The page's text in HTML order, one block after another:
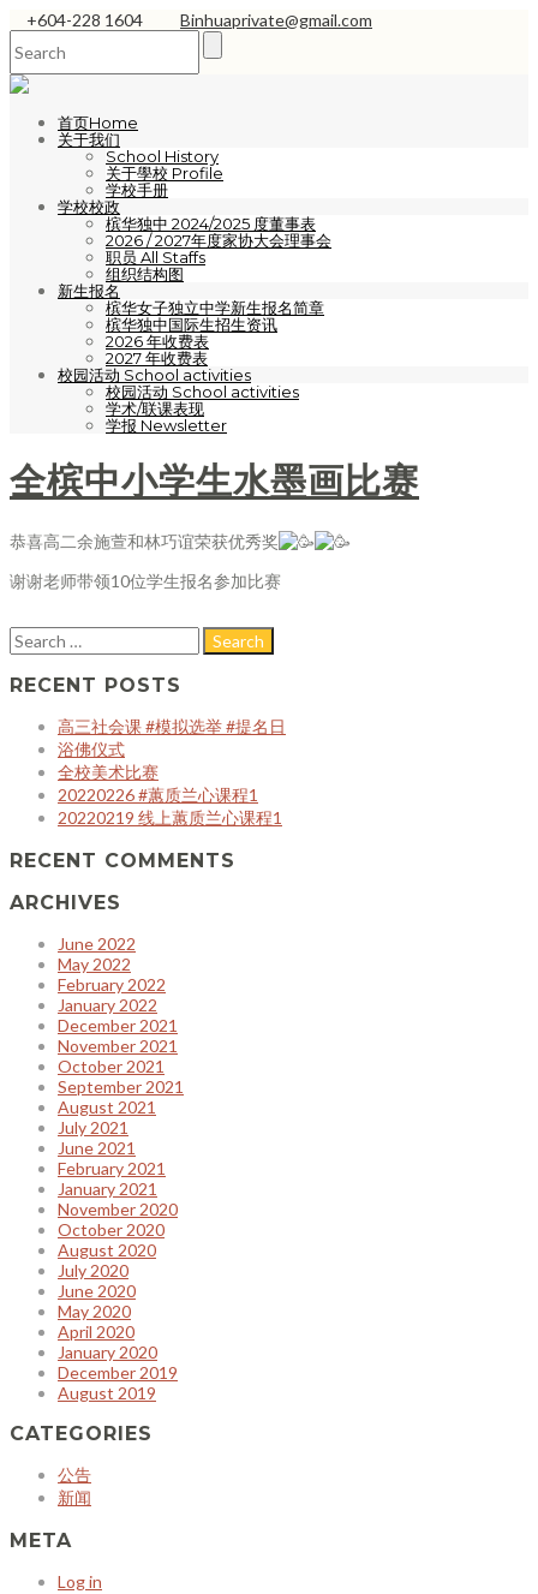
+604-228 1604 Binhuaprivate@gmail.com
首页Home
关于我们
School History
关于學校 Profile
学校手册
学校校政
槟华独中 2024/2025 度董事表
2026 / 2027年度家协大会理事会
职员 All Staffs
组织结构图
新生报名
槟华女子独立中学新生报名简章
槟华独中国际生招生资讯
2026 年收费表
2027 年收费表
校园活动 School activities
校园活动 School activities
学术/联课表现
学报 Newsletter
全槟中小学生水墨画比赛
恭喜高二余施萱和林巧谊荣获优秀奖
谢谢老师带领10位学生报名参加比赛
RECENT POSTS
高三社会课 #模拟选举 #提名日
浴佛仪式
全校美术比赛
20220226 #蕙质兰心课程1
20220219 线上蕙质兰心课程1
RECENT COMMENTS
ARCHIVES
June 2022
May 2022
February 2022
January 2022
December 2021
November 2021
October 2021
September 2021
August 2021
July 2021
June 2021
February 2021
January 2021
November 2020
October 2020
August 2020
July 2020
June 2020
May 2020
April 2020
January 2020
December 2019
August 2019
CATEGORIES
公告
新闻
META
Log in